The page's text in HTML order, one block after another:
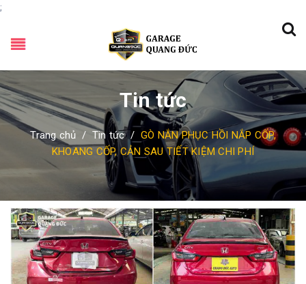
;
Tin tức
Trang chủ / Tin tức / GÒ NẮN PHỤC HỒI NẮP CỐP,
KHOANG CỐP, CẢN SAU TIẾT KIỆM CHI PHÍ